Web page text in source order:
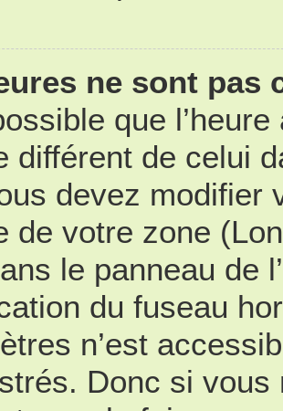
ne sont pas
que
différent de celui
devez modifier
de votre zone
le panneau de
du fuseau
n’est
Donc si vous